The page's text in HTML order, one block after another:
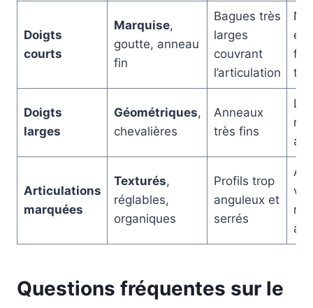
Doigts
courts
Marquise,
goutte, anneau
fin
Bagues très
larges
couvrant
l’articulation
Doigts
larges
Géométriques,
chevalières
Anneaux
très fins
art
Articulations
marquées
Texturés,
réglables,
organiques
Profils trop
anguleux et
serrés
vie
Questions fréquentes sur le